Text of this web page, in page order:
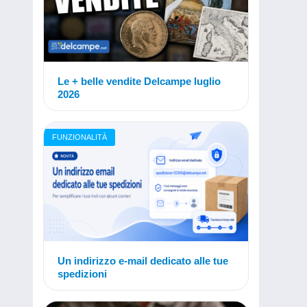
Le + belle vendite Delcampe luglio
2026
FUNZIONALITÀ
Un indirizzo e-mail dedicato alle tue
spedizioni